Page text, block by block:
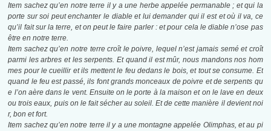
Item sachez qu’en notre terre il y a une herbe appelée permanable ; et qui la
porte sur soi peut enchanter le diable et lui demander qui il est et où il va, ce
qu’il fait sur la terre, et on peut le faire parler : et pour cela le diable n’ose pas
être en notre terre.
Item sachez qu’en notre terre croît le poivre, lequel n’est jamais semé et croît
parmi les arbres et les serpents. Et quand il est mûr, nous mandons nos hom
mes pour le cueillir et ils mettent le feu dedans le bois, et tout se consume. Et
quand le feu est passé, ils font grands monceaux de poivre et de serpents qu
e l’on aère dans le vent. Ensuite on le porte à la maison et on le lave en deux
ou trois eaux, puis on le fait sécher au soleil. Et de cette manière il devient noi
r, bon et fort.
Item sachez qu’en notre terre il y a une montagne appelée Olimphas, et au pi